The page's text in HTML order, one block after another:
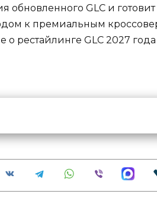
обновленного GLC и
к премиальным
о рестайлинге GLC 2027 года